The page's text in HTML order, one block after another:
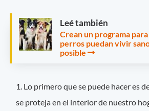
Leé también
Crean un programa
perros puedan vivir
posible
1. Lo primero que se puede hacer es
se proteja en el interior de nuestro